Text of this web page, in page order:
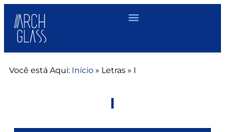
Você está Aqui: Início » Letras » I
I